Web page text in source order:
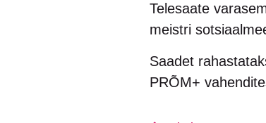
Telesaate
meistri
Saadet
PRÕM+